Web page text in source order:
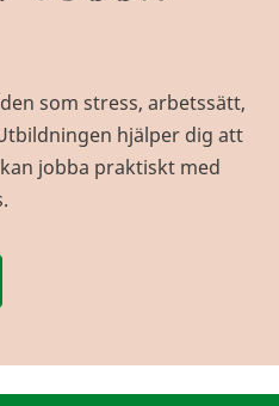
som stress, arbetssätt,
hjälper dig att
jobba praktiskt med